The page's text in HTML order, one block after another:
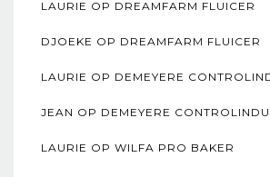
LAURIE OP DREAMFARM FLUICER
DJOEKE OP DREAMFARM FLUICER
LAURIE OP DEMEYERE
JEAN OP DEMEYERE
LAURIE OP WILFA PRO BAKER